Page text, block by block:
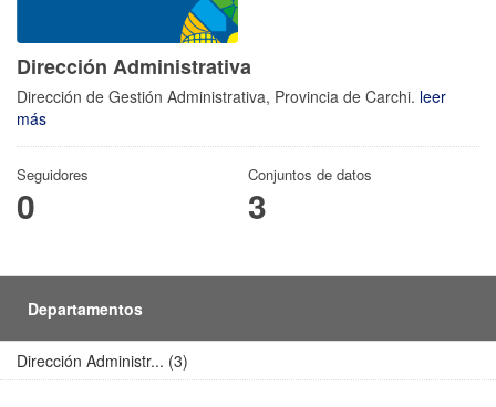
Dirección Administrativa
Dirección de Gestión Administrativa, Provincia de Carchi. leer
más
Seguidores
0
Conjuntos de datos
3
Departamentos
Dirección Administr... (3)